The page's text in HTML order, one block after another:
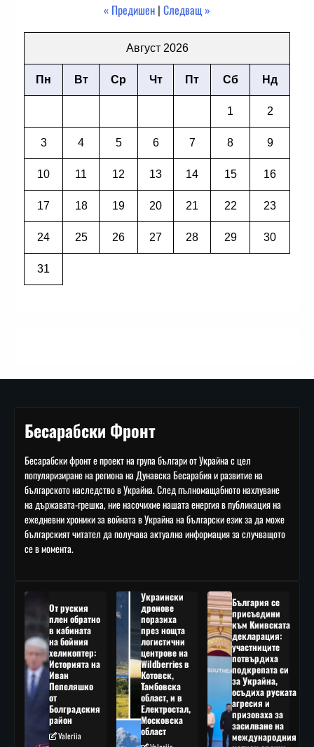
« Предишен | Следващ »
Август 2026
Пн Вт Ср Чт Пт Сб Нд
1 2
3 4 5 6 7 8 9
10 11 12 13 14 15 16
17 18 19 20 21 22 23
24 25 26 27 28 29 30
31
Бесарабски Фронт
Бесарабски фронт е проект на група българи от Украйна с цел
популяризиране на региона на Дунавска Бесарабия и развитие на
българското наследство в Украйна. След пълномащабното нахлуване
на държавата-грешка, ние насочихме нашата енергия в публикация на
ежедневни хроники за войната в Украйна на български език за да може
българският читател да получава актуална информация за случващото
се в момента.
От руския
плен обратно
в кабината
на бойния
хеликоптер:
Историята на
Иван
Пепеляшко
от
Болградския
район
Valeriia
Украински
дронове
поразиха
през нощта
логистични
центрове на
Wildberries в
Котовск,
Тамбовска
област, и в
Електростал,
Московска
област
България се
присъедини
към Киивската
декларация:
участниците
потвърдиха
подкрепата си
за Украйна,
осъдиха руската
агресия и
призоваха за
засилване на
международния